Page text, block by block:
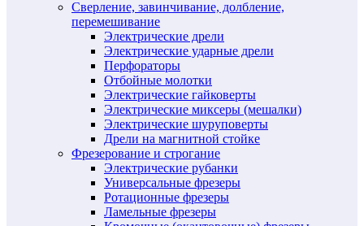
Сверление, завинчивание, долбление,
перемешивание
Электрические дрели
Электрические ударные дрели
Перфораторы
Отбойные молотки
Электрические гайковерты
Электрические миксеры (мешалки)
Электрические шуруповерты
Дрели на магнитной стойке
Фрезерование и строгание
Электрические рубанки
Универсальные фрезеры
Ротационные фрезеры
Ламельные фрезеры